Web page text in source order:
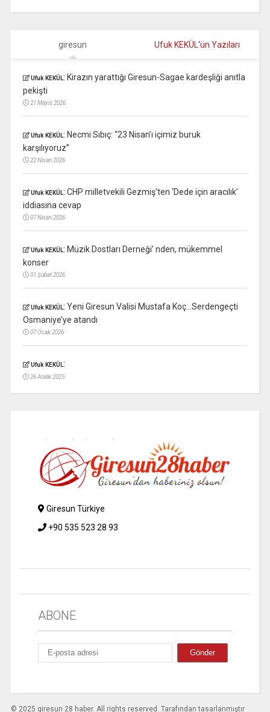
giresun Ufuk KEKÜL'ün Yazıları
Ufuk KEKÜL: Kirazın yarattığı Giresun-Sagae kardeşliği anıtla
pekişti
21 Mayıs 2026
Ufuk KEKÜL: Necmi Sıbıç: “23 Nisan’ı içimiz buruk
karşılıyoruz”
22 Nisan 2026
Ufuk KEKÜL: CHP milletvekili Gezmiş’ten ‘Dede için aracılık’
iddiasına cevap
07 Nisan 2026
Ufuk KEKÜL: Müzik Dostları Derneği’ nden, mükemmel
konser
01 Şubat 2026
Ufuk KEKÜL: Yeni Giresun Valisi Mustafa Koç…Serdengeçti
Osmaniye’ye atandı
07 Ocak 2026
Ufuk KEKÜL:
26 Aralık 2025
Giresun Türkiye
+90 535 523 28 93
ABONE
© 2025 giresun 28 haber. All rights reserved. Tarafından tasarlanmıştır